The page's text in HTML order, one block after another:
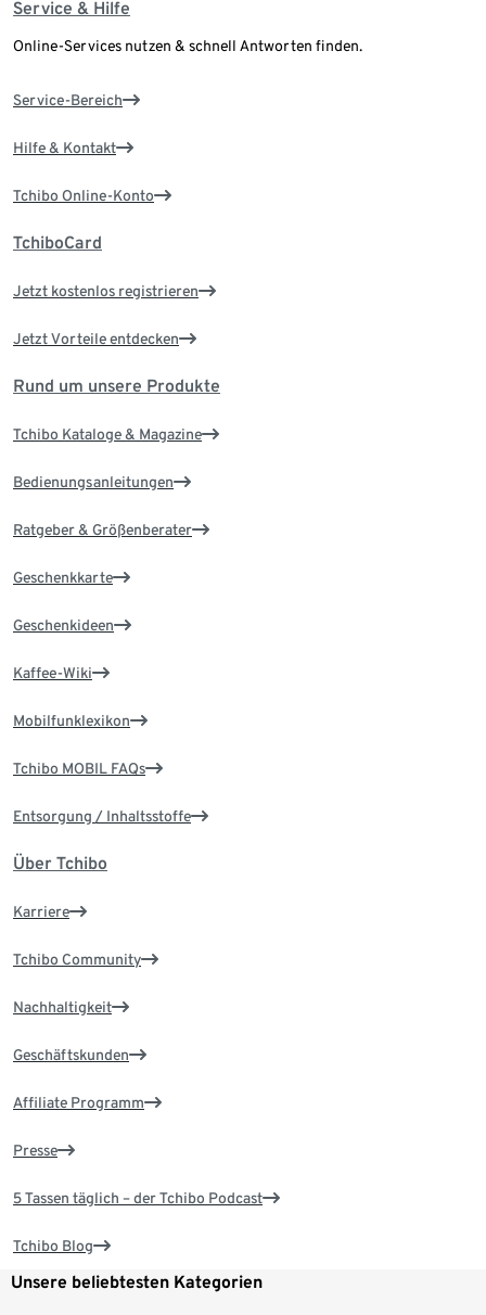
Service & Hilfe
Online-Services nutzen & schnell Antworten finden.
Service-Bereich
Hilfe & Kontakt
Tchibo Online-Konto
TchiboCard
Jetzt kostenlos registrieren
Jetzt Vorteile entdecken
Rund um unsere Produkte
Tchibo Kataloge & Magazine
Bedienungsanleitungen
Ratgeber & Größenberater
Geschenkkarte
Geschenkideen
Kaffee-Wiki
Mobilfunklexikon
Tchibo MOBIL FAQs
Entsorgung / Inhaltsstoffe
Über Tchibo
Karriere
Tchibo Community
Nachhaltigkeit
Geschäftskunden
Affiliate Programm
Presse
5 Tassen täglich – der Tchibo Podcast
Tchibo Blog
Unsere beliebtesten Kategorien